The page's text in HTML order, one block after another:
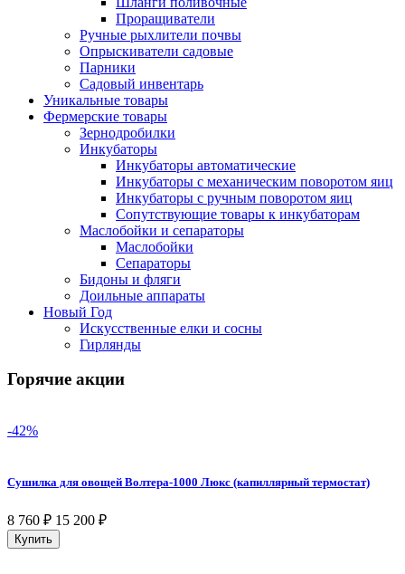
Проращиватели
Ручные рыхлители почвы
Опрыскиватели садовые
Парники
Садовый инвентарь
Уникальные товары
Фермерские товары
Зернодробилки
Инкубаторы
Инкубаторы автоматические
Инкубаторы с механическим поворотом яиц
Инкубаторы с ручным поворотом яиц
Сопутствующие товары к инкубаторам
Маслобойки и сепараторы
Маслобойки
Сепараторы
Бидоны и фляги
Доильные аппараты
Новый Год
Искусственные елки и сосны
Гирлянды
Горячие акции
-42%
Сушилка для овощей Волтера-1000 Люкс (капиллярный термостат)
8 760 ₽ 15 200 ₽
Купить